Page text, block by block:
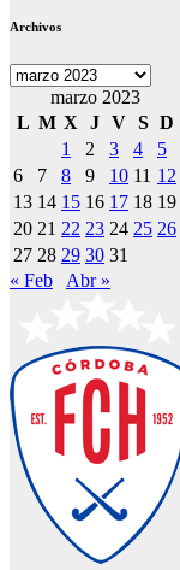
Archivos
Archivos
marzo 2023
L M X J V S D
1
2 3 4
5
6
7 8 9 10 11 12
13 14 15 16 17 18 19
20 21 22 23 24 25 26
27 28 29 30 31
« Feb
Abr »